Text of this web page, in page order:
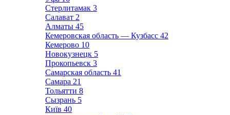
Стерлитамак 3
Салават 2
Алматы 45
Кемеровская область — Кузбасс 42
Кемерово 10
Новокузнецк 5
Прокопьевск 3
Самарская область 41
Самара 21
Тольятти 8
Сызрань 5
Київ 40